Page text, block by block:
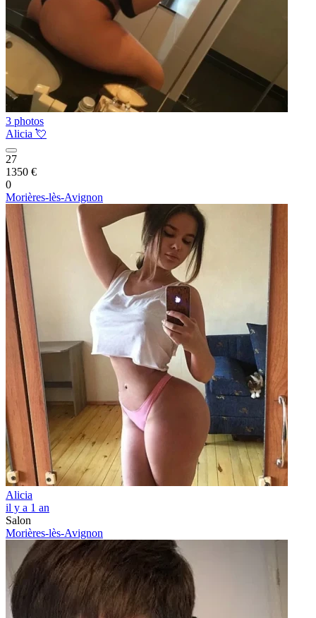
3 photos
Alicia 💘
27
1350 €
0
Morières-lès-Avignon
Alicia
il y a 1 an
Salon
Morières-lès-Avignon